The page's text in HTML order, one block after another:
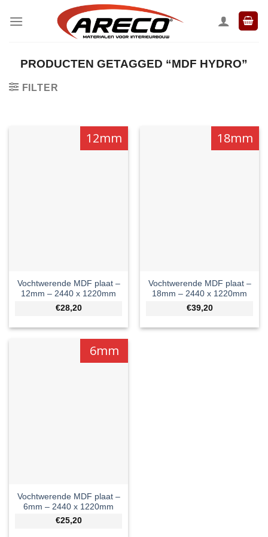
naar
PRODUCTEN GETAGGED “MDF HYDRO”
FILTER
12mm
Vochtwerende MDF plaat –
12mm – 2440 x 1220mm
€28,20
18mm
Vochtwerende MDF plaat –
18mm – 2440 x 1220mm
€39,20
6mm
Vochtwerende MDF plaat –
6mm – 2440 x 1220mm
€25,20